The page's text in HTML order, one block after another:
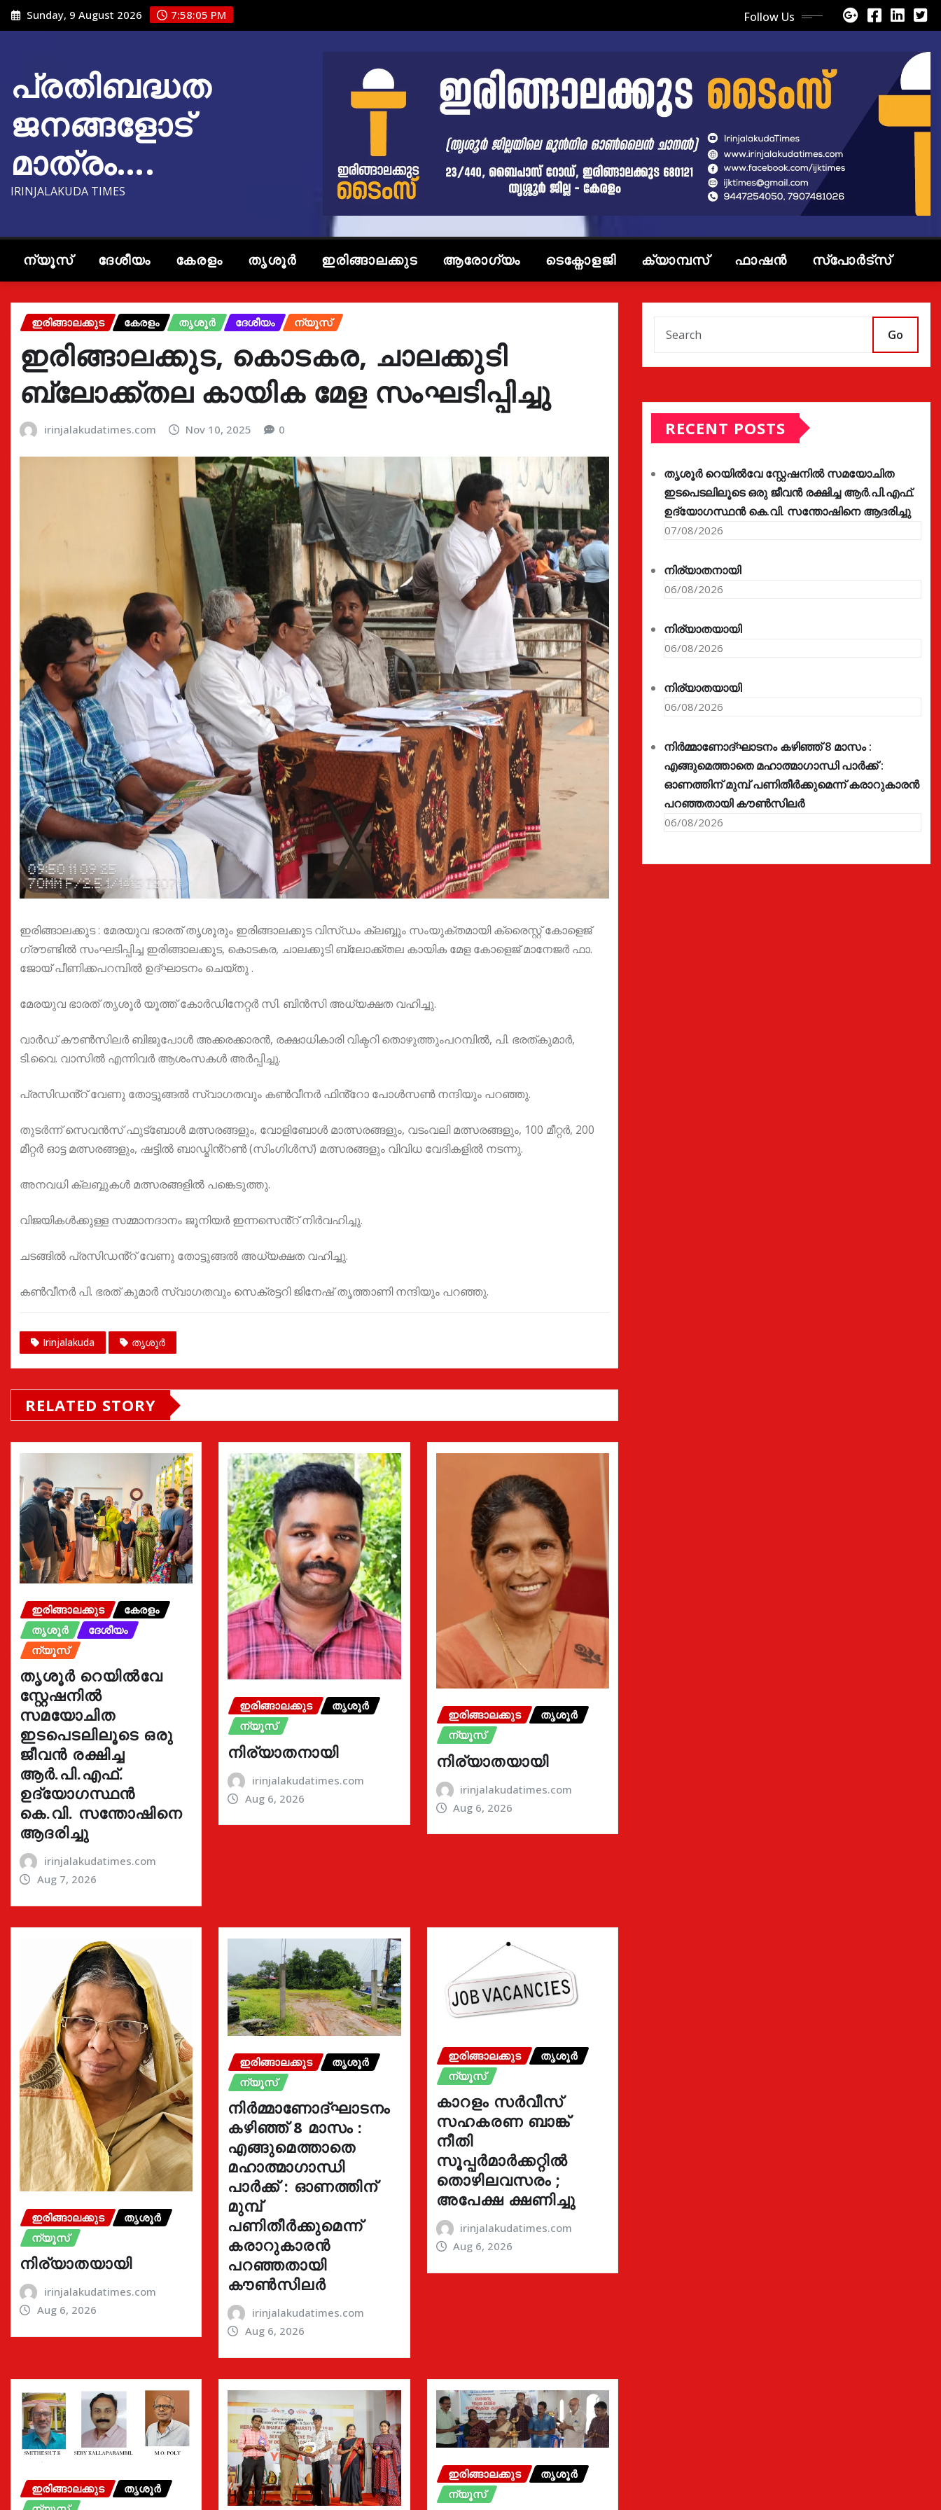
Skip
to
Sunday, 9 August 2026 7:58:06 PM Follow Us
പ്രതിബദ്ധത
ജനങ്ങളോട്
മാത്രം….
IRINJALAKUDA TIMES
ന്യൂസ് ദേശീയം കേരളം തൃശൂർ ഇരിങ്ങാലക്കുട ആരോഗ്യം ടെക്നോളജി ക്യാമ്പസ് ഫാഷൻ സ്പോർട്സ്
ഇരിങ്ങാലക്കുട കേരളം തൃശൂർ ദേശീയം ന്യൂസ്
ഇരിങ്ങാലക്കുട, കൊടകര, ചാലക്കുടി
ബ്ലോക്ക്തല കായിക മേള സംഘടിപ്പിച്ചു
irinjalakudatimes.com Nov 10, 2025 0
ഇരിങ്ങാലക്കുട : മേരയുവ ഭാരത് തൃശൂരും ഇരിങ്ങാലക്കുട വിസ്ഡം ക്ലബ്ബും സംയുക്തമായി ക്രൈസ്റ്റ് കോളെജ്
ഗ്രൗണ്ടിൽ സംഘടിപ്പിച്ച ഇരിങ്ങാലക്കുട, കൊടകര, ചാലക്കുടി ബ്ലോക്ക്തല കായിക മേള കോളെജ് മാനേജർ ഫാ.
ജോയ് പീണിക്കപറമ്പിൽ ഉദ്ഘാടനം ചെയ്തു .
മേരയുവ ഭാരത് തൃശൂർ യൂത്ത് കോർഡിനേറ്റർ സി. ബിൻസി അധ്യക്ഷത വഹിച്ചു.
വാർഡ് കൗൺസിലർ ബിജുപോൾ അക്കരക്കാരൻ, രക്ഷാധികാരി വിക്ടറി തൊഴുത്തുംപറമ്പിൽ, പി. ഭരത്കുമാർ,
ടി.വൈ. വാസിൽ എന്നിവർ ആശംസകൾ അർപ്പിച്ചു.
പ്രസിഡൻ്റ് വേണു തോട്ടുങ്ങൽ സ്വാഗതവും കൺവീനർ ഫിൻ്റോ പോൾസൺ നന്ദിയും പറഞ്ഞു.
തുടർന്ന് സെവൻസ് ഫുട്ബോൾ മത്സരങ്ങളും, വോളിബോൾ മാത്സരങ്ങളും, വടംവലി മത്സരങ്ങളും, 100 മീറ്റർ, 200
മീറ്റർ ഓട്ട മത്സരങ്ങളും, ഷട്ടിൽ ബാഡ്മിൻ്റൺ (സിംഗിൾസ്) മത്സരങ്ങളും വിവിധ വേദികളിൽ നടന്നു.
അനവധി ക്ലബ്ബുകൾ മത്സരങ്ങളിൽ പങ്കെടുത്തു.
വിജയികൾക്കുള്ള സമ്മാനദാനം ജൂനിയർ ഇന്നസെൻ്റ് നിർവഹിച്ചു.
ചടങ്ങിൽ പ്രസിഡൻ്റ് വേണു തോട്ടുങ്ങൽ അധ്യക്ഷത വഹിച്ചു.
കൺവീനർ പി. ഭരത് കുമാർ സ്വാഗതവും സെക്രട്ടറി ജിനേഷ് തൃത്താണി നന്ദിയും പറഞ്ഞു.
Irinjalakuda തൃശൂർ
RELATED STORY
ഇരിങ്ങാലക്കുട
കേരളം
തൃശൂർ
ദേശീയം
ന്യൂസ്
തൃശൂർ റെയിൽവേ
സ്റ്റേഷനിൽ
സമയോചിത
ഇടപെടലിലൂടെ ഒരു
ജീവൻ രക്ഷിച്ച
ആർ.പി.എഫ്.
ഉദ്യോഗസ്ഥൻ
കെ.വി. സന്തോഷിനെ
ആദരിച്ചു
irinjalakudatimes.com
Aug 7, 2026
ഇരിങ്ങാലക്കുട
തൃശൂർ
ന്യൂസ്
നിര്യാതനായി
irinjalakudatimes.com
Aug 6, 2026
ഇരിങ്ങാലക്കുട
തൃശൂർ
ന്യൂസ്
നിര്യാതയായി
irinjalakudatimes.com
Aug 6, 2026
ഇരിങ്ങാലക്കുട
തൃശൂർ
ന്യൂസ്
നിര്യാതയായി
irinjalakudatimes.com
Aug 6, 2026
ഇരിങ്ങാലക്കുട
തൃശൂർ
ന്യൂസ്
നിർമ്മാണോദ്ഘാടനം
കഴിഞ്ഞ് 8 മാസം :
എങ്ങുമെത്താതെ
മഹാത്മാഗാന്ധി
പാർക്ക് : ഓണത്തിന്
മുമ്പ്
പണിതീർക്കുമെന്ന്
കരാറുകാരൻ
പറഞ്ഞതായി
കൗൺസിലർ
irinjalakudatimes.com
Aug 6, 2026
ഇരിങ്ങാലക്കുട
തൃശൂർ
ന്യൂസ്
കാറളം സർവീസ്
സഹകരണ ബാങ്ക്
നീതി
സൂപ്പർമാർക്കറ്റിൽ
തൊഴിലവസരം ;
അപേക്ഷ ക്ഷണിച്ചു
irinjalakudatimes.com
Aug 6, 2026
ഇരിങ്ങാലക്കുട
തൃശൂർ
ഇരിങ്ങാലക്കുട
തൃശൂർ
ന്യൂസ്
Go
RECENT POSTS
തൃശൂർ റെയിൽവേ സ്റ്റേഷനിൽ സമയോചിത
ഇടപെടലിലൂടെ ഒരു ജീവൻ രക്ഷിച്ച ആർ.പി.എഫ്.
ഉദ്യോഗസ്ഥൻ കെ.വി. സന്തോഷിനെ ആദരിച്ചു
07/08/2026
നിര്യാതനായി
06/08/2026
നിര്യാതയായി
06/08/2026
നിര്യാതയായി
06/08/2026
നിർമ്മാണോദ്ഘാടനം കഴിഞ്ഞ് 8 മാസം :
എങ്ങുമെത്താതെ മഹാത്മാഗാന്ധി പാർക്ക് :
ഓണത്തിന് മുമ്പ് പണിതീർക്കുമെന്ന് കരാറുകാരൻ
പറഞ്ഞതായി കൗൺസിലർ
06/08/2026